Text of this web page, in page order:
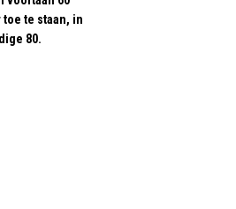
te staan, in
80.